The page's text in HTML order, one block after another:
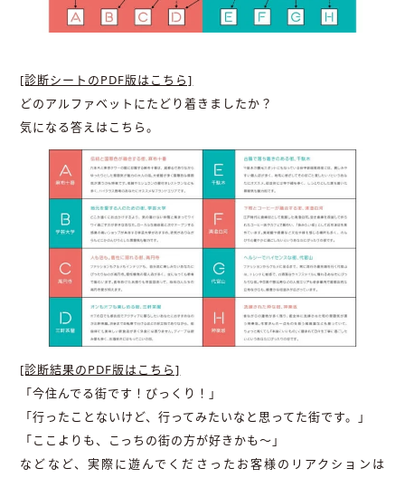
[診断シートのPDF版はこちら]
どのアルファベットにたどり着きましたか？
気になる答えはこちら。
[診断結果のPDF版はこちら]
「今住んでる街です！びっくり！」
「行ったことないけど、行ってみたいなと思ってた街です。」
「ここよりも、こっちの街の方が好きかも～」
などなど、実際に遊んでくださったお客様のリアクションは